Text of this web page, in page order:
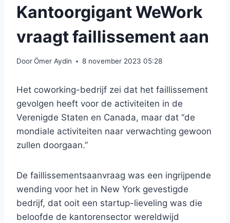
Kantoorgigant WeWork
vraagt ​​faillissement aan
DoorÖmer Aydin 8 november 2023 05:28
Het coworking-bedrijf zei dat het faillissement
gevolgen heeft voor de activiteiten in de
Verenigde Staten en Canada, maar dat “de
mondiale activiteiten naar verwachting gewoon
zullen doorgaan.”
De faillissementsaanvraag was een ingrijpende
wending voor het in New York gevestigde
bedrijf, dat ooit een startup-lieveling was die
beloofde de kantorensector wereldwijd